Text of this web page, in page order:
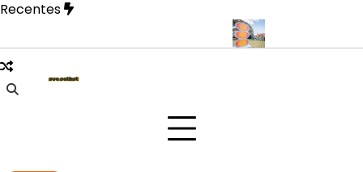
Skip
content
Recentes
fase mais íntima em novo EP